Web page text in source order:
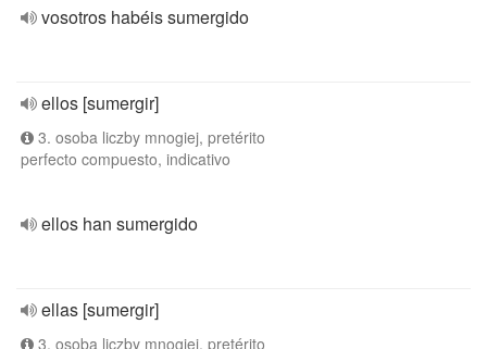
vosotros habéis sumergido
ellos [sumergir]
3. osoba liczby mnogiej, pretérito
perfecto compuesto, indicativo
ellos han sumergido
ellas [sumergir]
3. osoba liczby mnogiej, pretérito